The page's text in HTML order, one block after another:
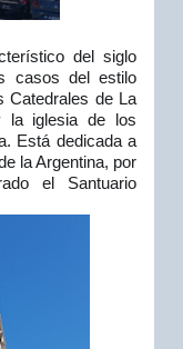
del siglo
casos del estilo
Catedrales de La
la iglesia de los
Está dedicada a
la Argentina, por
el Santuario